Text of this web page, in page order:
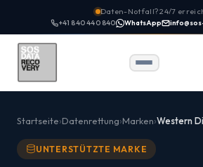
Daten-Notfall? 24/7
+41 840 440 840 WhatsApp
Startseite Datenrettung Marken Western
UNTERSTÜTZTE MARKE